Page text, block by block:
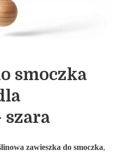
smoczka
zawieszka do smoczka,